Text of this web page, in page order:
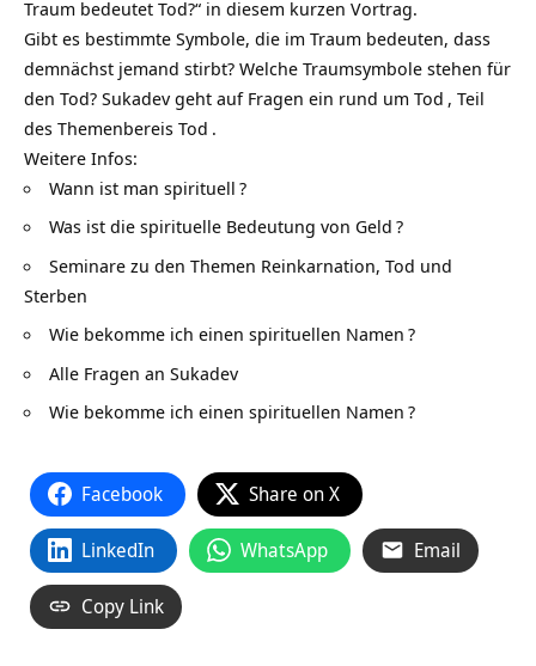
Traum bedeutet Tod?“ in diesem kurzen Vortrag.
Gibt es bestimmte Symbole, die im Traum bedeuten, dass
demnächst jemand stirbt? Welche Traumsymbole stehen für
den Tod? Sukadev geht auf Fragen ein rund um Tod , Teil
des Themenbereis Tod .
Weitere Infos:
Wann ist man spirituell ?
Was ist die spirituelle Bedeutung von Geld ?
Seminare zu den Themen Reinkarnation, Tod und
Sterben
Wie bekomme ich einen spirituellen Namen ?
Alle Fragen an Sukadev
Wie bekomme ich einen spirituellen Namen ?
Facebook Share on X
LinkedIn WhatsApp Email
Copy Link